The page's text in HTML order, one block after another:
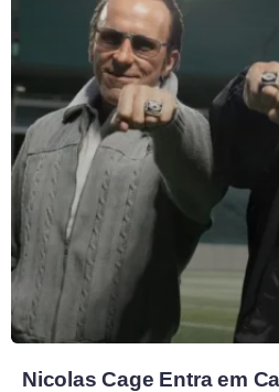
Nicolas Cage Entra em